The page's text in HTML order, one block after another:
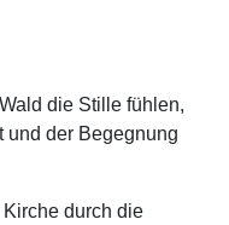
die Stille fühlen,
und der Begegnung
durch die